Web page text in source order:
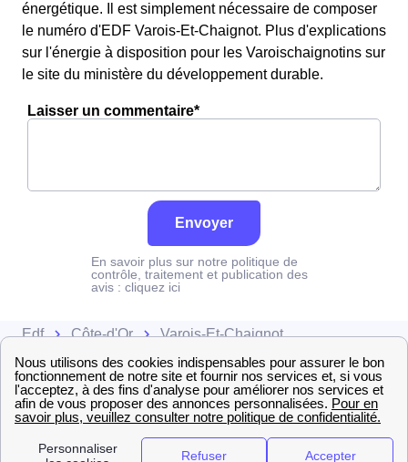
énergétique. Il est simplement nécessaire de composer
le numéro d'EDF Varois-Et-Chaignot. Plus d'explications
sur l'énergie à disposition pour les Varoischaignotins sur
le site du ministère du développement durable.
Laisser un commentaire*
Envoyer
En savoir plus sur notre politique de
contrôle, traitement et publication des
avis : cliquez ici
Edf Côte-d'Or Varois-Et-Chaignot